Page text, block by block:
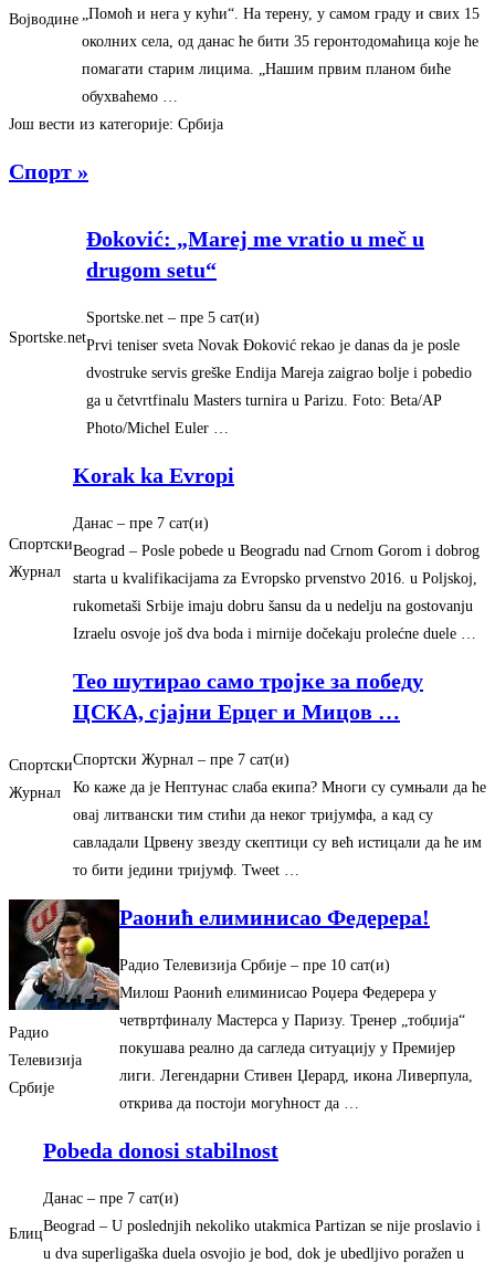
Војводине „Помоћ и нега у кући“. На терену, у самом граду и свих 15
околних села, од данас ће бити 35 геронтодомаћица које ће
помагати старим лицима. „Нашим првим планом биће
обухваћемо …
Још вести из категорије: Србија
Спорт »
Sportske.net
Đoković: „Marej me vratio u meč u
drugom setu“
Sportske.net – ‎пре 5 сат(и)‎
Prvi teniser sveta Novak Đoković rekao je danas da je posle
dvostruke servis greške Endija Mareja zaigrao bolje i pobedio
ga u četvrtfinalu Masters turnira u Parizu. Foto: Beta/AP
Photo/Michel Euler …
Спортски
Журнал
Korak ka Evropi
Данас – ‎пре 7 сат(и)‎
Beograd – Posle pobede u Beogradu nad Crnom Gorom i dobrog
starta u kvalifikacijama za Evropsko prvenstvo 2016. u Poljskoj,
rukometaši Srbije imaju dobru šansu da u nedelju na gostovanju
Izraelu osvoje još dva boda i mirnije dočekaju prolećne duele …
Спортски
Журнал
Тео шутирао само тројке за победу
ЦСКА, сјајни Ерцег и Мицов …
Спортски Журнал – ‎пре 7 сат(и)‎
Ко каже да је Нептунас слаба екипа? Многи су сумњали да ће
овај литвански тим стићи да неког тријумфа, а кад су
савладали Црвену звезду скептици су већ истицали да ће им
то бити једини тријумф. Tweet …
Радио
Телевизија
Србије
Раонић елиминисао Федерера!
Радио Телевизија Србије – ‎пре 10 сат(и)‎
Милош Раонић елиминисао Роџера Федерера у
четвртфиналу Мастерса у Паризу. Тренер „тобџија“
покушава реално да сагледа ситуацију у Премијер
лиги. Легендарни Стивен Џерард, икона Ливерпула,
открива да постоји могућност да …
Блиц
Pobeda donosi stabilnost
Данас – ‎пре 7 сат(и)‎
Beograd – U poslednjih nekoliko utakmica Partizan se nije proslavio i
u dva superligaška duela osvojio je bod, dok je ubedljivo poražen u